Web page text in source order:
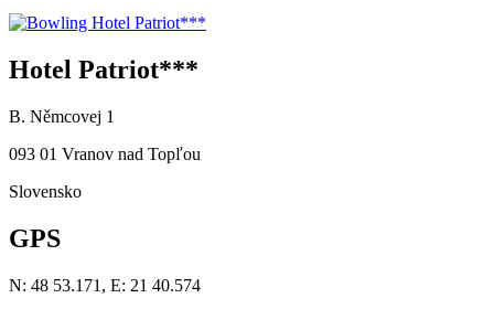
Hotel Patriot***
B. Němcovej 1
093 01 Vranov nad Topľou
Slovensko
GPS
N: 48 53.171, E: 21 40.574